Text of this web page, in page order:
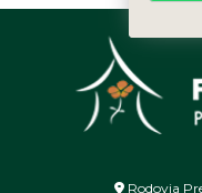
Rodovia